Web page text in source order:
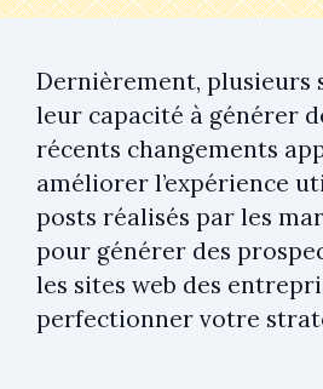
Dernièrement, plusieurs
leur capacité à générer
récents changements
améliorer l’expérience
posts réalisés par les
pour générer des
les sites web des
perfectionner votre